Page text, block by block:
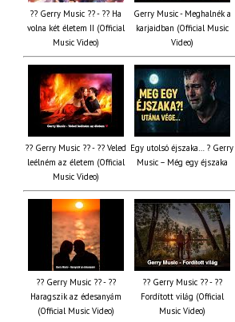
?? Gerry Music ?? - ?? Ha
volna két életem II (Official
Music Video)
Gerry Music - Meghalnék a
karjaidban (Official Music
Video)
?? Gerry Music ?? - ?? Veled
leélném az életem (Official
Music Video)
Egy utolsó éjszaka… ? Gerry
Music – Még egy éjszaka
?? Gerry Music ?? - ??
Haragszik az édesanyám
(Official Music Video)
?? Gerry Music ?? - ??
Fordított világ (Official
Music Video)